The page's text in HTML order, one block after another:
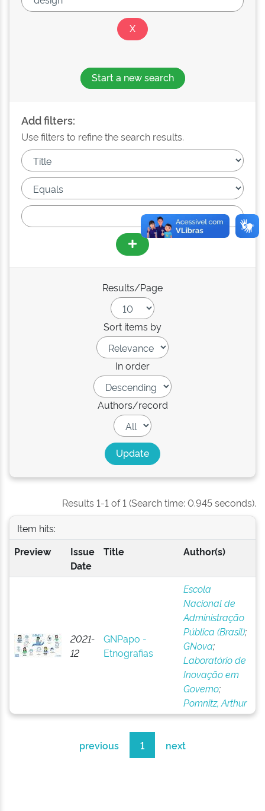
Start a new search
Add filters:
Use filters to refine the search results.
Results/Page
Sort items by
In order
Authors/record
Results 1-1 of 1 (Search time: 0.945 seconds).
Item hits:
Preview
Issue
Date
Title Author(s)
2021-
12
GNPapo -
Etnografias
Escola
Nacional de
Administração
Pública (Brasil);
GNova;
Laboratório de
Inovação em
Governo;
Pomnitz, Arthur
previous 1 next